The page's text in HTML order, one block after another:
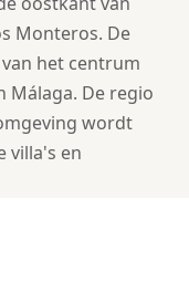
Monteros. De
het centrum
Málaga. De regio
wordt
villa's en